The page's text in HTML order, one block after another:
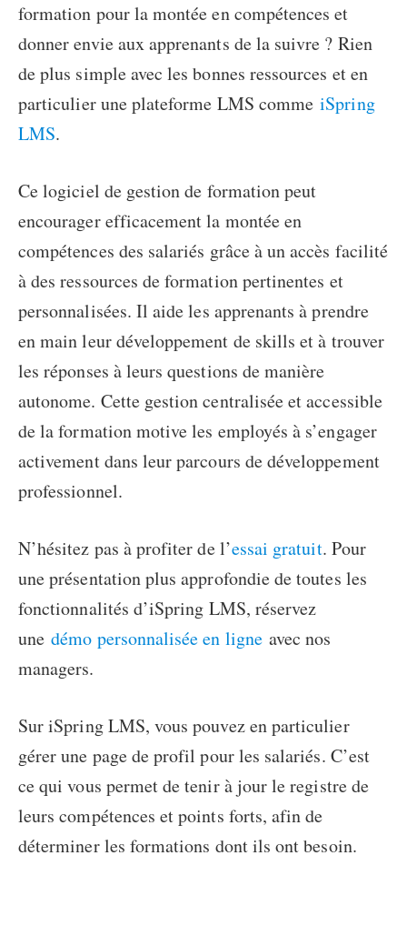
formation pour la montée en compétences et
donner envie aux apprenants de la suivre ? Rien
de plus simple avec les bonnes ressources et en
particulier une plateforme LMS commeiSpring
LMS.
Ce logiciel de gestion de formation peut
encourager efficacement la montée en
compétences des salariés grâce à un accès facilité
à des ressources de formation pertinentes et
personnalisées. Il aide les apprenants à prendre
en main leur développement de skills et à trouver
les réponses à leurs questions de manière
autonome. Cette gestion centralisée et accessible
de la formation motive les employés à s’engager
activement dans leur parcours de développement
professionnel.
N’hésitez pas à profiter de l’essai gratuit. Pour
une présentation plus approfondie de toutes les
fonctionnalités d’iSpring LMS, réservez
unedémo personnalisée en ligneavec nos
managers.
Sur iSpring LMS, vous pouvez en particulier
gérer une page de profil pour les salariés. C’est
ce qui vous permet de tenir à jour le registre de
leurs compétences et points forts, afin de
déterminer les formations dont ils ont besoin.